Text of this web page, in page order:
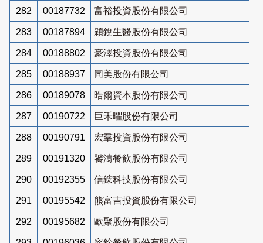
282 00187732 富裕投資股份有限公司
283 00187894 穎銳生醫股份有限公司
284 00188802 豪澤投資股份有限公司
285 00188937 同美股份有限公司
286 00189078 晧爾資本股份有限公司
287 00190722 巨禾曜股份有限公司
288 00190791 宏羣投資股份有限公司
289 00191320 饕濤餐飲股份有限公司
290 00192355 信鋐科技股份有限公司
291 00195542 熊富吉投資股份有限公司
292 00195682 歐聚股份有限公司